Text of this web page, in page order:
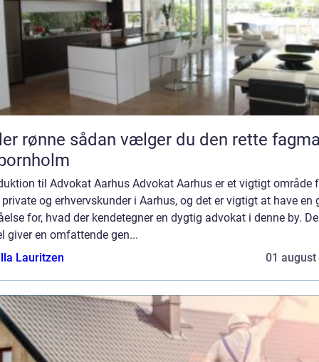
vælger du den rette fagmand
til Advokat Aarhus Advokat Aarhus er et vigtigt område
og erhvervskunder i Aarhus, og det er vigtigt at have en
for, hvad der kendetegner en dygtig advokat i denne by.
giver en omfattende gen...
Lauritzen
01 august